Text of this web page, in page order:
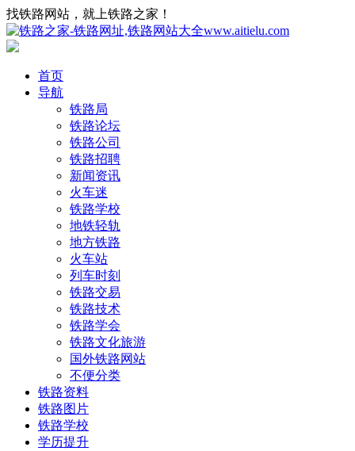
找铁路网站，就上铁路之家！
首页
导航
铁路局
铁路论坛
铁路公司
铁路招聘
新闻资讯
火车迷
铁路学校
地铁轻轨
地方铁路
火车站
列车时刻
铁路交易
铁路技术
铁路学会
铁路文化旅游
国外铁路网站
不便分类
铁路资料
铁路图片
铁路学校
学历提升